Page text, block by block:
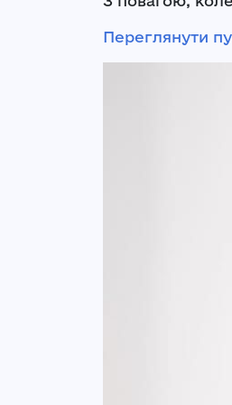
Переглянути